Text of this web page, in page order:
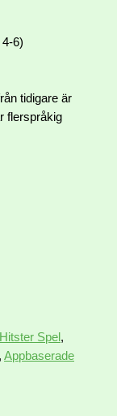
4-6)
tidigare är
flerspråkig
Hitster Spel ,
, Appbaserade